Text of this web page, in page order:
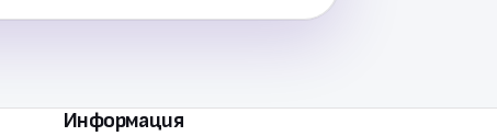
Информация